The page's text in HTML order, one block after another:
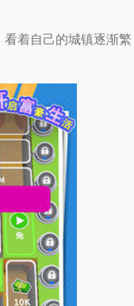
着自己的城镇逐渐繁